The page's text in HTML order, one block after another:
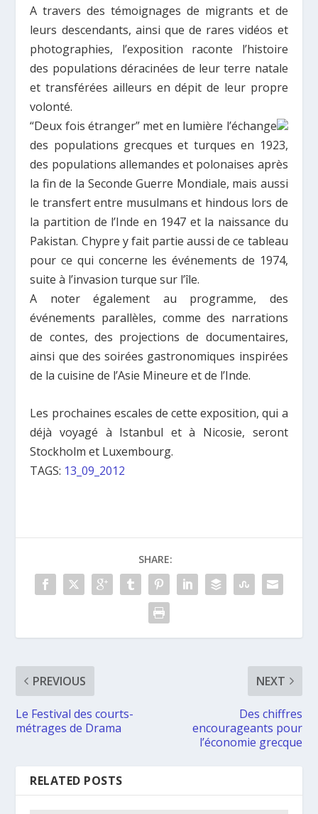
A travers des témoignages de migrants et de
leurs descendants, ainsi que de rares vidéos et
photographies, l’exposition raconte l’histoire
des populations déracinées de leur terre natale
et transférées ailleurs en dépit de leur propre
volonté.
“Deux fois étranger” met en lumière l’échange
des populations grecques et turques en 1923,
des populations allemandes et polonaises après
la fin de la Seconde Guerre Mondiale, mais aussi
le transfert entre musulmans et hindous lors de
la partition de l’Inde en 1947 et la naissance du
Pakistan. Chypre y fait partie aussi de ce tableau
pour ce qui concerne les événements de 1974,
suite à l’invasion turque sur l’île.
A noter également au programme, des
événements parallèles, comme des narrations
de contes, des projections de documentaires,
ainsi que des soirées gastronomiques inspirées
de la cuisine de l’Asie Mineure et de l’Inde.
Les prochaines escales de cette exposition, qui a
déjà voyagé à Istanbul et à Nicosie, seront
Stockholm et Luxembourg.
TAGS: 13_09_2012
SHARE:
PREVIOUS
Le Festival des courts-
métrages de Drama
NEXT
Des chiffres
encourageants pour
l’économie grecque
RELATED POSTS